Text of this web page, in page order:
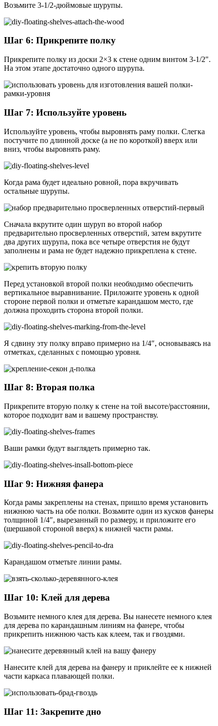
Возьмите 3-1/2-дюймовые шурупы.
Шаг 6: Прикрепите полку
Прикрепите полку из доски 2×3 к стене одним винтом 3-1/2".
На этом этапе достаточно одного шурупа.
Шаг 7: Используйте уровень
Используйте уровень, чтобы выровнять раму полки. Слегка
постучите по длинной доске (а не по короткой) вверх или
вниз, чтобы выровнять раму.
Когда рама будет идеально ровной, пора вкручивать
остальные шурупы.
Сначала вкрутите один шуруп во второй набор
предварительно просверленных отверстий, затем вкрутите
два других шурупа, пока все четыре отверстия не будут
заполнены и рама не будет надежно прикреплена к стене.
Перед установкой второй полки необходимо обеспечить
вертикальное выравнивание. Приложите уровень к одной
стороне первой полки и отметьте карандашом место, где
должна проходить сторона второй полки.
Я сдвину эту полку вправо примерно на 1/4″, основываясь на
отметках, сделанных с помощью уровня.
Шаг 8: Вторая полка
Прикрепите вторую полку к стене на той высоте/расстоянии,
которое подходит вам и вашему пространству.
Ваши рамки будут выглядеть примерно так.
Шаг 9: Нижняя фанера
Когда рамы закреплены на стенах, пришло время установить
нижнюю часть на обе полки. Возьмите один из кусков фанеры
толщиной 1/4″, вырезанный по размеру, и приложите его
(шершавой стороной вверх) к нижней части рамы.
Карандашом отметьте линии рамы.
Шаг 10: Клей для дерева
Возьмите немного клея для дерева. Вы нанесете немного клея
для дерева по карандашным линиям на фанере, чтобы
прикрепить нижнюю часть как клеем, так и гвоздями.
Нанесите клей для дерева на фанеру и приклейте ее к нижней
части каркаса плавающей полки.
Шаг 11: Закрепите дно